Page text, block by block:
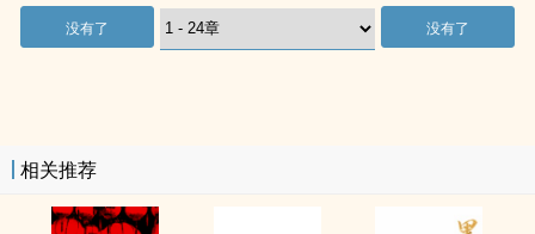
没有了 没有了
相关推荐